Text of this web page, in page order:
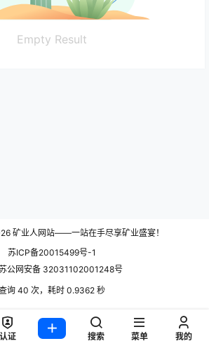
Empty Result
矿业人网站——一站在手尽享矿业盛宴！
苏ICP备20015499号-1
公网安备 32031102001248号
询 40 次，耗时 0.9362 秒
认证 搜索 菜单 我的